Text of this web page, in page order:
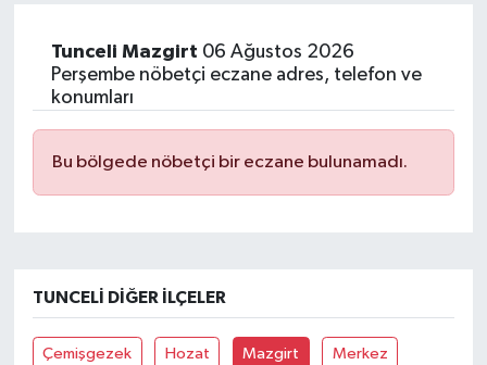
Tunceli Mazgirt 06 Ağustos 2026
Perşembe nöbetçi eczane adres, telefon ve
konumları
Bu bölgede nöbetçi bir eczane bulunamadı.
TUNCELI DIĞER İLÇELER
Çemişgezek Hozat Mazgirt Merkez